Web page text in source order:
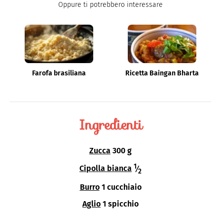
Oppure ti potrebbero interessare
Farofa brasiliana Ricetta Baingan Bharta
Ingredienti
Zucca 300 g
Cipolla bianca 1⁄2
Burro 1 cucchiaio
Aglio 1 spicchio